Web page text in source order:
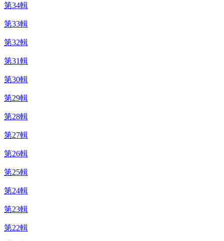
第34輯
第33輯
第32輯
第31輯
第30輯
第29輯
第28輯
第27輯
第26輯
第25輯
第24輯
第23輯
第22輯